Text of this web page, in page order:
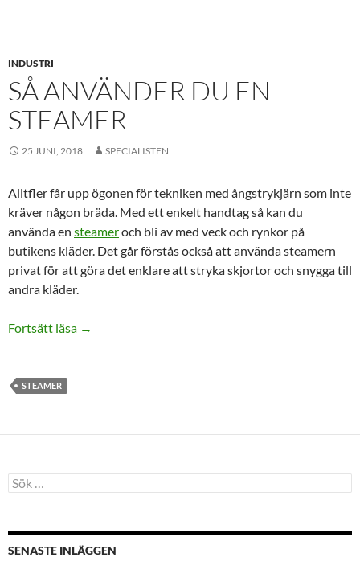
INDUSTRI
SÅ ANVÄNDER DU EN
STEAMER
25 JUNI, 2018 SPECIALISTEN
Alltfler får upp ögonen för tekniken med ångstrykjärn som inte
kräver någon bräda. Med ett enkelt handtag så kan du
använda en steameroch bli av med veck och rynkor på
butikens kläder. Det går förstås också att använda steamern
privat för att göra det enklare att stryka skjortor och snygga till
andra kläder.
Fortsätt läsa Så använder du en steamer
→
STEAMER
Sök
efter:
SENASTE INLÄGGEN